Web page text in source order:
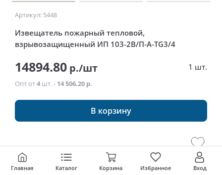
Главная Каталог Вход
Избранное
Корзина
Артикул: 5448
Извещатель пожарный тепловой,
взрывозащищенный ИП 103-2В/П-А-TG3/4
14894.80 р./шт 1 шт.
Опт от4 шт. - 14 506.20 р.
В корзину